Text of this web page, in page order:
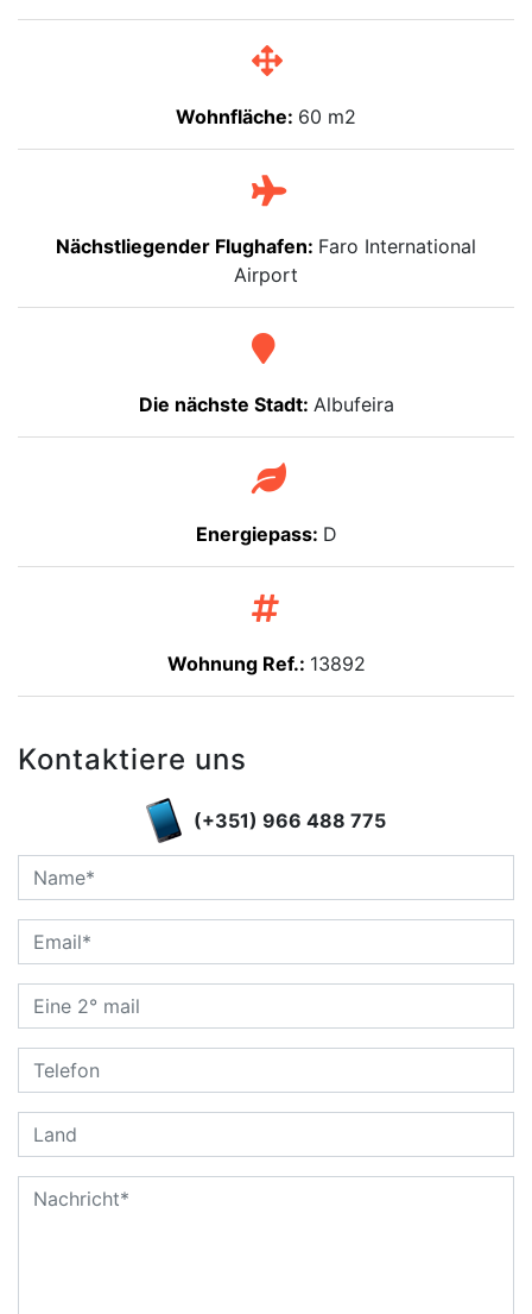
Wohnfläche: 60 m2
Nächstliegender Flughafen: Faro International
Airport
Die nächste Stadt: Albufeira
Energiepass: D
Wohnung Ref.: 13892
Kontaktiere uns
(+351) 966 488 775